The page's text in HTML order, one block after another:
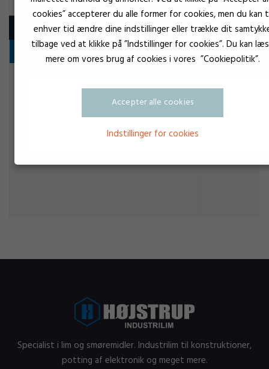
Produkt
Diverse
Specialist i lim og smøremidler. Industrilim til konstruktioner,
potting af elektronik og meget mere.
cookies” accepterer du alle former for cookies, men du kan
enhver tid ændre dine indstillinger eller trække dit
tilbage ved at klikke på ”Indstillinger for cookies”. Du kan
mere om vores brug af cookies i vores ”Cookiepolitik”.
Accepter alle cookies
Indstillinger for cookies